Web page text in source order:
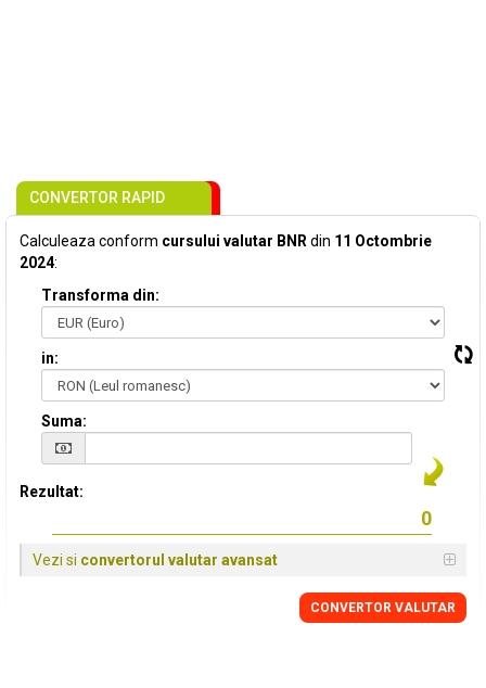
CONVERTOR RAPID
Calculeaza conform cursului valutar BNR din 11 Octombrie
2024:
Transforma din:
in:
Suma:
Rezultat:
Vezi si convertorul valutar avansat
CONVERTOR VALUTAR